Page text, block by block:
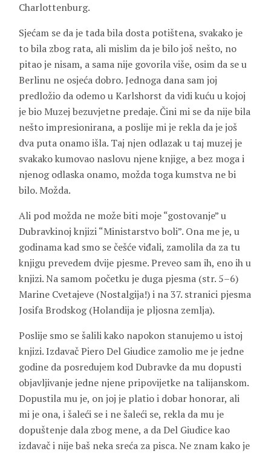
Charlottenburg.
Sjećam se da je tada bila dosta potištena, svakako je
to bila zbog rata, ali mislim da je bilo još nešto, no
pitao je nisam, a sama nije govorila više, osim da se u
Berlinu ne osjeća dobro. Jednoga dana sam joj
predložio da odemo u Karlshorst da vidi kuću u kojoj
je bio Muzej bezuvjetne predaje. Čini mi se da nije bila
nešto impresionirana, a poslije mi je rekla da je još
dva puta onamo išla. Taj njen odlazak u taj muzej je
svakako kumovao naslovu njene knjige, a bez moga i
njenog odlaska onamo, možda toga kumstva ne bi
bilo. Možda.
Ali pod možda ne može biti moje “gostovanje” u
Dubravkinoj knjizi “Ministarstvo boli”. Ona me je, u
godinama kad smo se češće viđali, zamolila da za tu
knjigu prevedem dvije pjesme. Preveo sam ih, eno ih u
knjizi. Na samom početku je duga pjesma (str. 5–6)
Marine Cvetajeve (Nostalgija!) i na 37. stranici pjesma
Josifa Brodskog (Holandija je pljosna zemlja).
Poslije smo se šalili kako napokon stanujemo u istoj
knjizi. Izdavač Piero Del Giudice zamolio me je jedne
godine da posredujem kod Dubravke da mu dopusti
objavljivanje jedne njene pripovijetke na talijanskom.
Dopustila mu je, on joj je platio i dobar honorar, ali
mi je ona, i šaleći se i ne šaleći se, rekla da mu je
dopuštenje dala zbog mene, a da Del Giudice kao
izdavač i nije baš neka sreća za pisca. Ne znam kako je